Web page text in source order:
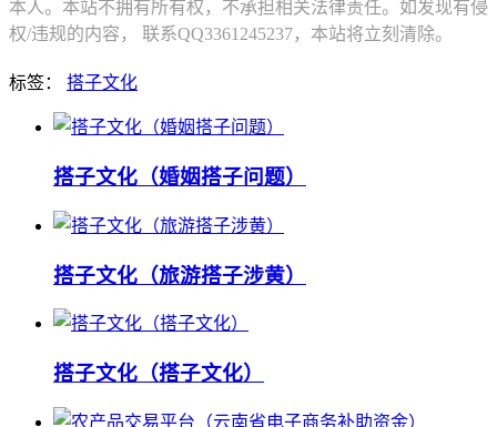
本人。本站不拥有所有权，不承担相关法律责任。如发现有侵
权/违规的内容， 联系QQ3361245237，本站将立刻清除。
标签： 搭子文化
搭子文化（婚姻搭子问题）
搭子文化（旅游搭子涉黄）
搭子文化（搭子文化）